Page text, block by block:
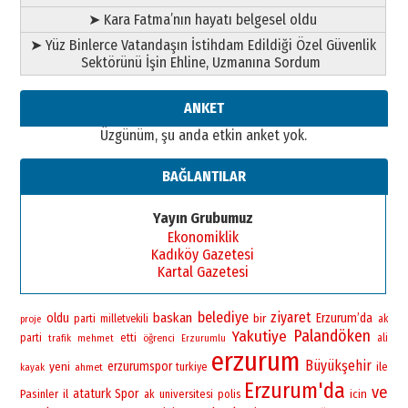
➤ Kara Fatma’nın hayatı belgesel oldu
➤ Yüz Binlerce Vatandaşın İstihdam Edildiği Özel Güvenlik
Sektörünü İşin Ehline, Uzmanına Sordum
ANKET
Üzgünüm, şu anda etkin anket yok.
BAĞLANTILAR
Yayın Grubumuz
Ekonomiklik
Kadıköy Gazetesi
Kartal Gazetesi
proje oldu parti milletvekili baskan belediye bir ziyaret Erzurum’da ak
parti
trafik mehmet etti öğrenci Erzurumlu Yakutiye Palandöken ali
kayak yeni ahmet erzurumspor turkiye erzurum Büyükşehir ile
Pasinler il ataturk Spor ak universitesi polis Erzurum'da icin ve